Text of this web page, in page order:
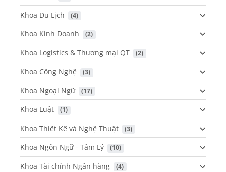
Khoa Du Lịch (4)
Khoa Kinh Doanh (2)
Khoa Logistics & Thương mại QT (2)
Khoa Công Nghệ (3)
Khoa Ngoại Ngữ (17)
Khoa Luật (1)
Khoa Thiết Kế và Nghệ Thuật (3)
Khoa Ngôn Ngữ - Tâm Lý (10)
Khoa Tài chính Ngân hàng (4)